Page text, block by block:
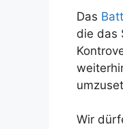
Das
die das
Wir